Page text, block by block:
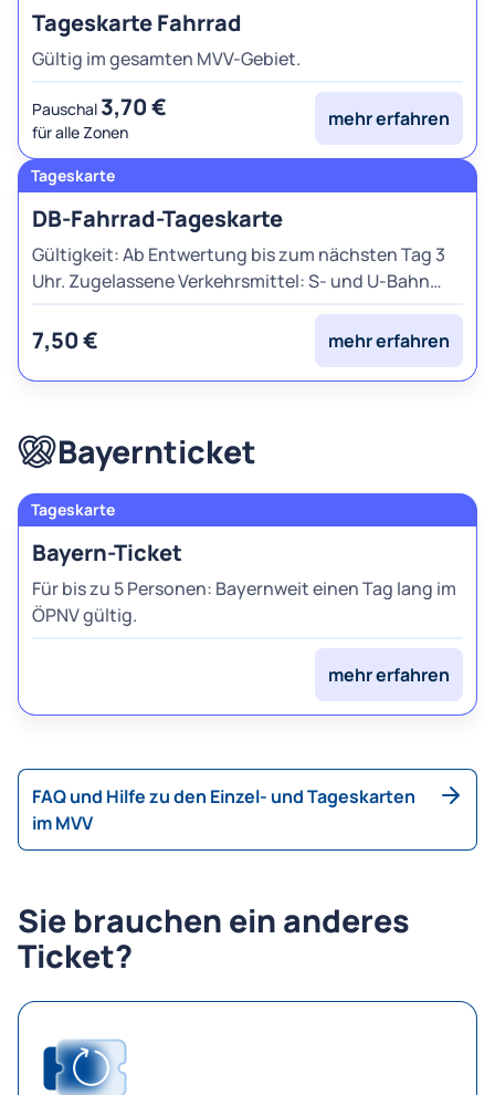
Tageskarte Fahrrad
Gültig im gesamten MVV-Gebiet.
Pauschal 3,70 €
für alle Zonen
mehr erfahren
DB-Fahrrad-Tageskarte
Gültigkeit: Ab Entwertung bis zum nächsten Tag 3
Uhr. Zugelassene Verkehrsmittel: S- und U-Bahn
sowie in den freigegebenen Regionalzügen im
gesamten MVV-Gebiet, bayernweit alle Züge der DB,
Züge der BOB/Meridian, Alex und weitere.
7,50 € mehr erfahren
Bayernticket
Bayern-Ticket
Für bis zu 5 Personen: Bayernweit einen Tag lang im
ÖPNV gültig.
mehr erfahren
FAQ und Hilfe zu den Einzel- und Tageskarten
im MVV
Sie brauchen ein anderes
Ticket?